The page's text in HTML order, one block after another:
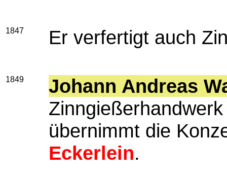
1847 Er verfertigt auch
1849
Johann Andreas
übernimmt die
Eckerlein.